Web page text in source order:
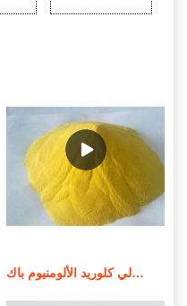
سعر بيع عوامل معالجة المياه بولي كلوريد الألومنيوم باك